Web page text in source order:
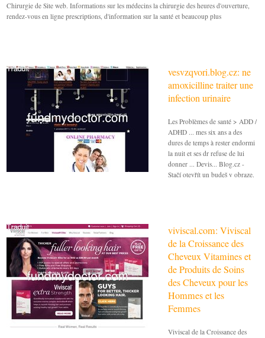
Chirurgie de Site web. Informations sur les médecins la chirurgie des heures d'ouverture,
rendez-vous en ligne prescriptions, d'information sur la santé et beaucoup plus
vesvzqvori.blog.cz: ne
amoxicilline traiter une
infection urinaire
Les Problèmes de santé > ADD /
ADHD ... mes six ans a des
dures de temps à rester endormi
la nuit et ses dr refuse de lui
donner ... Devis... Blog.cz -
Stačí otevřít un budeš v obraze.
viviscal.com: Viviscal
de la Croissance des
Cheveux Vitamines et
de Produits de Soins
des Cheveux pour les
Hommes et les
Femmes
Viviscal de la Croissance des